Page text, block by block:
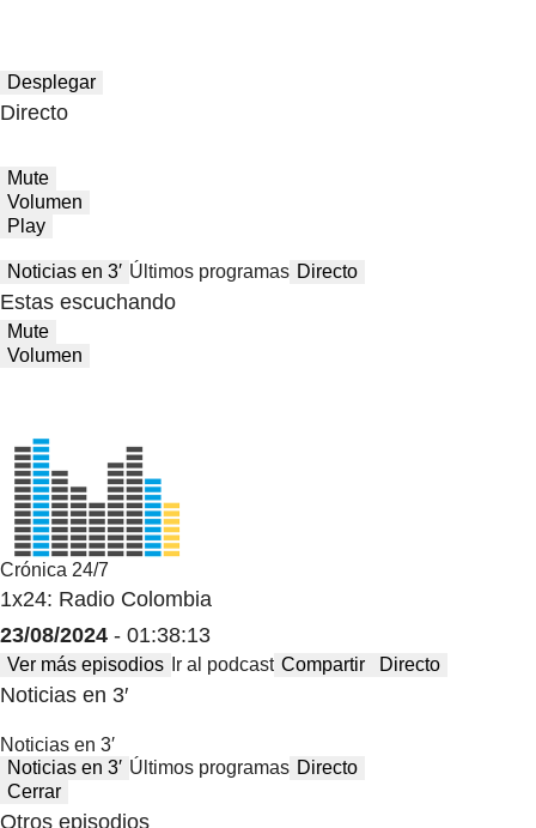
Desplegar
Directo
Mute
Volumen
Play
Noticias en 3′ Últimos programas Directo
Estas escuchando
Mute
Volumen
Crónica 24/7
1x24: Radio Colombia
23/08/2024 - 01:38:13
Ver más episodios Ir al podcast Compartir Directo
Noticias en 3′
Noticias en 3′
Noticias en 3′ Últimos programas Directo
Cerrar
Otros episodios